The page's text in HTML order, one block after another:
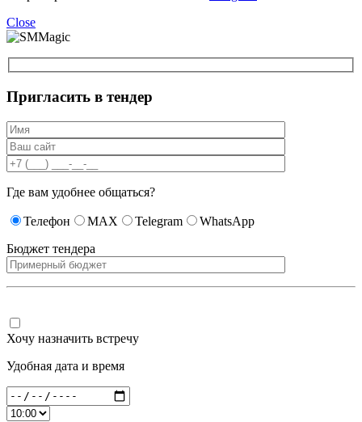
Close
Пригласить в тендер
Где вам удобнее общаться?
Телефон MAX Telegram
WhatsApp
Бюджет тендера
Хочу назначить встречу
Удобная дата и время